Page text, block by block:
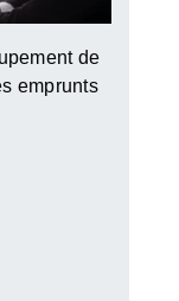
de
emprunts